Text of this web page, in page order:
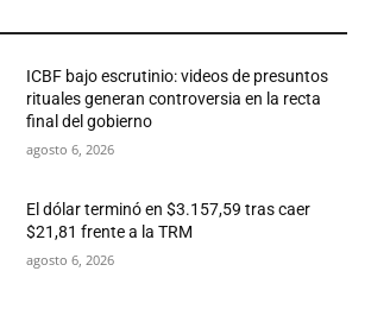
ICBF bajo escrutinio: videos de presuntos
rituales generan controversia en la recta
final del gobierno
agosto 6, 2026
El dólar terminó en $3.157,59 tras caer
$21,81 frente a la TRM
agosto 6, 2026